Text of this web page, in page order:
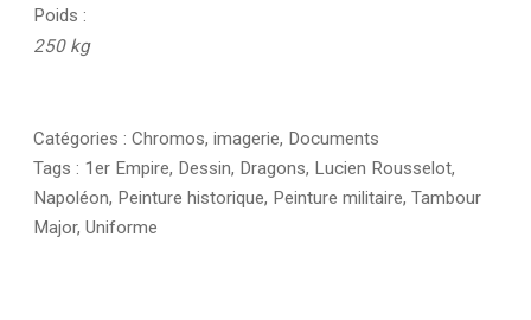
Poids
250 kg
Catégories : Chromos, imagerie, Documents
Tags : 1er Empire, Dessin, Dragons, Lucien Rousselot,
Napoléon, Peinture historique, Peinture militaire, Tambour
Major, Uniforme